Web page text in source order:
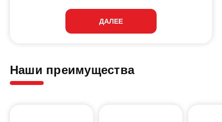
ДАЛЕЕ
Наши преимущества